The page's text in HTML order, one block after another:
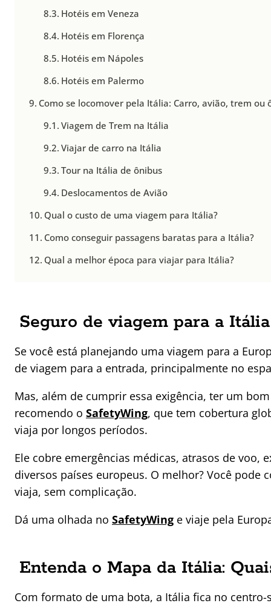
Hotéis em Veneza
Hotéis em Florença
Hotéis em Nápoles
Hotéis em Palermo
Como se locomover pela Itália: Carro, avião, trem ou
Viagem de Trem na Itália
Viajar de carro na Itália
Tour na Itália de ônibus
Deslocamentos de Avião
Qual o custo de uma viagem para Itália?
Como conseguir passagens baratas para a Itália?
Qual a melhor época para viajar para Itália?
Seguro de viagem para a Itália
Se você está planejando uma viagem para a
de viagem para a entrada, principalmente no
Mas, além de cumprir essa exigência, ter um
recomendo o SafetyWing, que tem cobertura
viaja por longos períodos.
Ele cobre emergências médicas, atrasos de voo,
diversos países europeus. O melhor? Você
viaja, sem complicação.
Dá uma olhada no SafetyWing e viaje pela
Entenda o Mapa da Itália:
Com formato de uma bota, a Itália fica no